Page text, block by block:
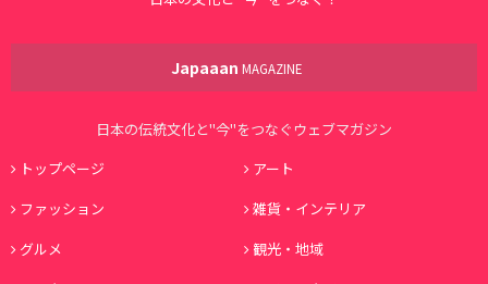
Japaaan MAGAZINE
日本の伝統文化と"今"をつなぐウェブマガジン
トップページ
アート
ファッション
雑貨・インテリア
グルメ
観光・地域